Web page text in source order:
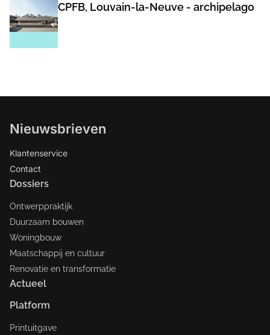
CPFB, Louvain-la-Neuve - archipelago
Nieuwsbrieven
Klantenservice
Contact
Dossiers
Ontwerppraktijk
Duurzaam bouwen
Woningbouw
Maatschappij en cultuur
Renovatie en transformatie
Actueel
Platform
Printuitgave